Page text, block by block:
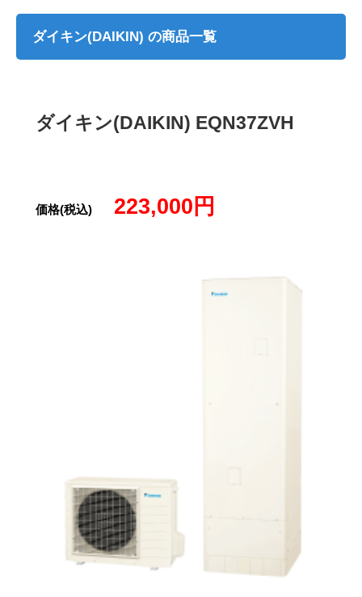
ダイキン(DAIKIN) の商品一覧
ダイキン(DAIKIN) EQN37ZVH
価格(税込)223,000円